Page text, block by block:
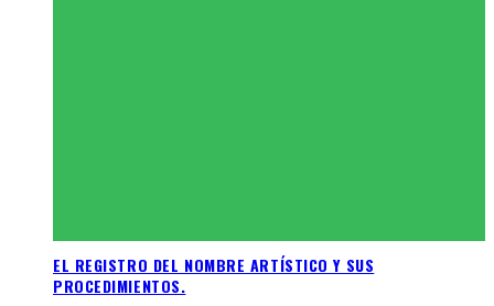
EL REGISTRO DEL NOMBRE ARTÍSTICO Y SUS
PROCEDIMIENTOS.